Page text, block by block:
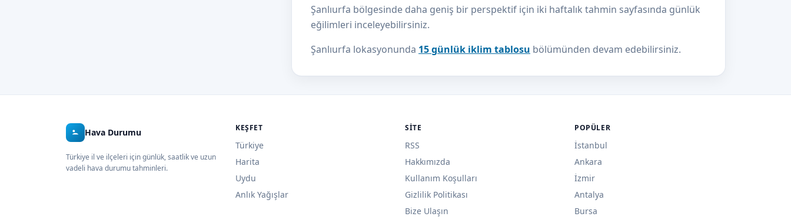
Şanlıurfa bölgesinde daha geniş bir perspektif için iki haftalık tahmin sayfasında günlük
eğilimleri inceleyebilirsiniz.
Şanlıurfa lokasyonunda 15 günlük iklim tablosu bölümünden devam edebilirsiniz.
Hava Durumu
Türkiye il ve ilçeleri için günlük, saatlik ve uzun
vadeli hava durumu tahminleri.
KEŞFET
Türkiye
Harita
Uydu
Anlık Yağışlar
SITE
RSS
Hakkımızda
Kullanım Koşulları
Gizlilik Politikası
Bize Ulaşın
POPÜLER
İstanbul
Ankara
İzmir
Antalya
Bursa